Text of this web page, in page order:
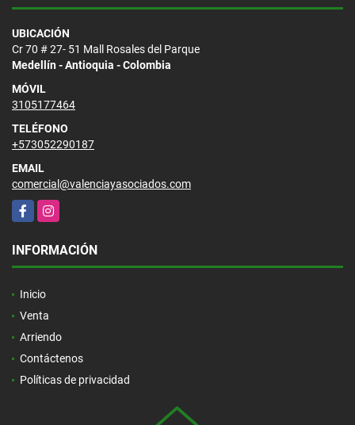
UBICACIÓN
Cr 70 # 27- 51 Mall Rosales del Parque
Medellín - Antioquia - Colombia
MÓVIL
3105177464
TELÉFONO
+573052290187
EMAIL
comercial@valenciayasociados.com
FacebookInstagram
INFORMACIÓN
Inicio
Venta
Arriendo
Contáctenos
Políticas de privacidad